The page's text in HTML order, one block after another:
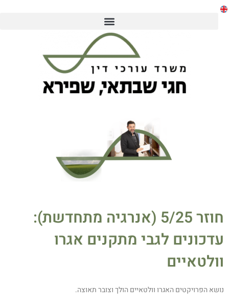
חוזר 5/25 (אנרגיה מתחדשת):
עדכונים לגבי מתקנים אגרו
וולטאיים
נושא הפרויקטים האגרו וולטאיים הולך וצובר תאוצה.